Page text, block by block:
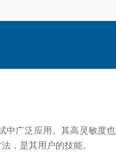
中广泛应用。其高灵敏度
，是其用户的技能。